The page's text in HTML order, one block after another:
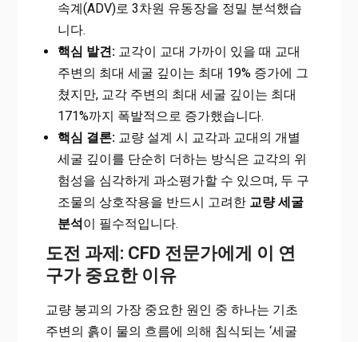
속계(ADV)로 3차원 유동장을 정밀 분석했습
니다.
핵심 발견:교각이 교대 가까이 있을 때 교대
주변의 최대 세굴 깊이는 최대 19% 증가에 그
쳤지만, 교각 주변의 최대 세굴 깊이는 최대
171%까지 폭발적으로 증가했습니다.
핵심 결론:교량 설계 시 교각과 교대의 개별
세굴 깊이를 단순히 더하는 방식은 교각의 위
험성을 심각하게 과소평가할 수 있으며, 두 구
조물의 상호작용을 반드시 고려한 교량 세굴
분석이 필수적입니다.
도전 과제: CFD 전문가에게 이 연
구가 중요한 이유
교량 붕괴의 가장 중요한 원인 중 하나는 기초
주변의 흙이 물의 흐름에 의해 침식되는 ‘세굴